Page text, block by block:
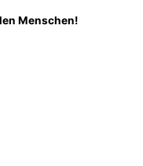
Menschen!